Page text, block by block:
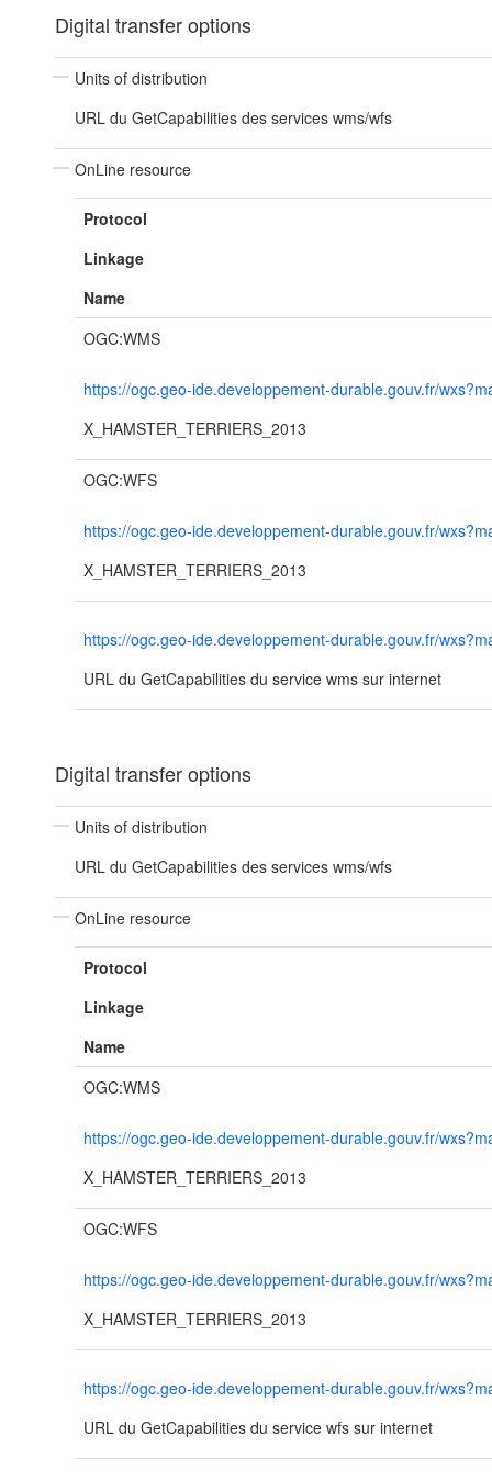
Digital transfer options
Units of distribution
URL du GetCapabilities des services wms/wfs
OnLine resource
Protocol
Linkage
Name
OGC:WMS
https://ogc.geo-ide.developpement-durable.gouv.fr/
X_HAMSTER_TERRIERS_2013
OGC:WFS
https://ogc.geo-ide.developpement-durable.gouv.fr/
X_HAMSTER_TERRIERS_2013
https://ogc.geo-ide.developpement-durable.gouv.fr/
URL du GetCapabilities du service wms sur internet
Digital transfer options
Units of distribution
URL du GetCapabilities des services wms/wfs
OnLine resource
Protocol
Linkage
Name
OGC:WMS
https://ogc.geo-ide.developpement-durable.gouv.fr/
X_HAMSTER_TERRIERS_2013
OGC:WFS
https://ogc.geo-ide.developpement-durable.gouv.fr/
X_HAMSTER_TERRIERS_2013
https://ogc.geo-ide.developpement-durable.gouv.fr/
URL du GetCapabilities du service wfs sur internet